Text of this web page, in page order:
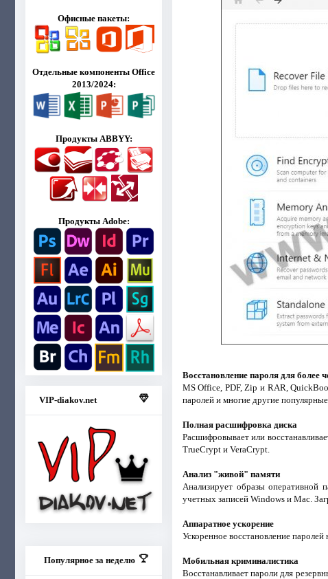
Офисные пакеты:
Отдельные компоненты Office
2013/2024:
Продукты ABBYY:
Продукты Adobe:
VIP-diakov.net
Популярное за неделю
Восстановление пароля для более
MS Office, PDF, Zip и RAR,
паролей и многие другие
Полная расшифровка диска
Расшифровывает или
TrueCrypt и VeraCrypt.
Анализ "живой" памяти
Анализирует образы оперативной
учетных записей Windows и Mac.
Аппаратное ускорение
Ускоренное восстановление
Мобильная криминалистика
Восстанавливает пароли для